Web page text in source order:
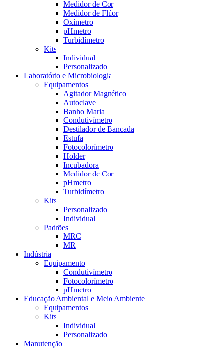
Medidor de Cor
Medidor de Flúor
Oxímetro
pHmetro
Turbidímetro
Kits
Individual
Personalizado
Laboratório e Microbiologia
Equipamentos
Agitador Magnético
Autoclave
Banho Maria
Condutivímetro
Destilador de Bancada
Estufa
Fotocolorímetro
Holder
Incubadora
Medidor de Cor
pHmetro
Turbidímetro
Kits
Personalizado
Individual
Padrões
MRC
MR
Indústria
Equipamento
Condutivímetro
Fotocolorímetro
pHmetro
Educação Ambiental e Meio Ambiente
Equipamentos
Kits
Individual
Personalizado
Manutenção